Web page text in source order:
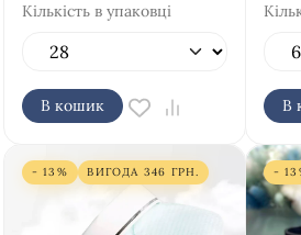
Кількість в упаковці
В кошик В
- 13% ВИГОДА 346 ГРН. -